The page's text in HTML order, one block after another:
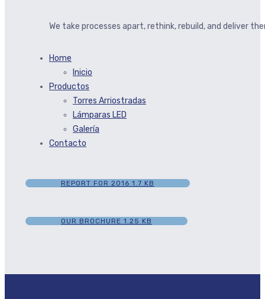
We take processes apart, rethink, rebuild, and deliver
Home
Inicio
Productos
Torres Arriostradas
Lámparas LED
Galería
Contacto
REPORT FOR 2016 1.7 KB
OUR BROCHURE 1.25 KB